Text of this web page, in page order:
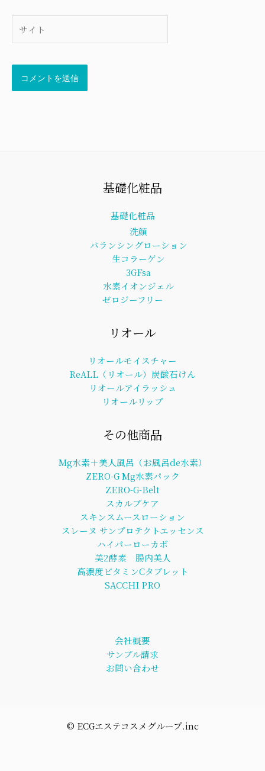
*
基礎化粧品
基礎化粧品
洗顔
バランシングローション
生コラーゲン
3GFsa
水素イオンジェル
ゼロジーフリー
リオール
リオールモイスチャー
ReALL（リオール）炭酸石けん
リオールアイラッシュ
リオールリップ
その他商品
Mg水素＋美人風呂（お風呂de水素）
ZERO-G Mg水素パック
ZERO-G-Belt
スカルプケア
スキンスムースローション
スレーヌ サンプロテクトエッセンス
ハイパーローカボ
美2酵素 腸内美人
高濃度ビタミンCタブレット
SACCHI PRO
会社概要
サンプル請求
お問い合わせ
©︎ ECGエステコスメグループ.inc